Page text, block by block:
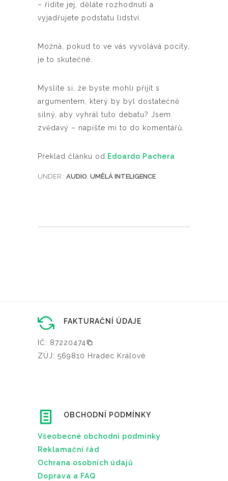
– řídíte jej, děláte rozhodnutí a
vyjadřujete podstatu lidství.
Možná, pokud to ve vás vyvolává pocity,
je to skutečné.
Myslíte si, že byste mohli přijít s
argumentem, který by byl dostatečně
silný, aby vyhrál tuto debatu? Jsem
zvědavý – napište mi to do komentářů.
Překlad článku od Edoardo Pachera
UNDER : AUDIO, UMĚLÁ INTELIGENCE
FAKTURAČNÍ ÚDAJE
IČ: 87220474
ZÚJ: 569810 Hradec Králové
OBCHODNÍ PODMÍNKY
Všeobecné obchodní podmínky
Reklamační řád
Ochrana osobních údajů
Doprava a FAQ